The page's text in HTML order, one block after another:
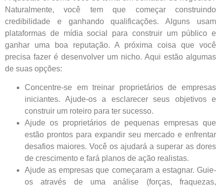
Naturalmente, você tem que começar construindo
credibilidade e ganhando qualificações. Alguns usam
plataformas de mídia social para construir um público e
ganhar uma boa reputação. A próxima coisa que você
precisa fazer é desenvolver um nicho. Aqui estão algumas
de suas opções:
Concentre-se em treinar proprietários de empresas
iniciantes. Ajude-os a esclarecer seus objetivos e
construir um roteiro para ter sucesso.
Ajude os proprietários de pequenas empresas que
estão prontos para expandir seu mercado e enfrentar
desafios maiores. Você os ajudará a superar as dores
de crescimento e fará planos de ação realistas.
Ajude as empresas que começaram a estagnar. Guie-
os através de uma análise (forças, fraquezas,